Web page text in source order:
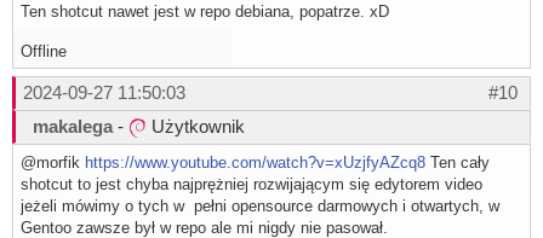
Ten shotcut nawet jest w repo debiana, popatrze. xD
Offline
#10
2024-09-27 11:50:03
makalega - Użytkownik
@morfik https://www.youtube.com/watch?v=xUzjfyAZcq8 Ten cały
shotcut to jest chyba najprężniej rozwijającym się edytorem video
jeżeli mówimy o tych w pełni opensource darmowych i otwartych, w
Gentoo zawsze był w repo ale mi nigdy nie pasował.